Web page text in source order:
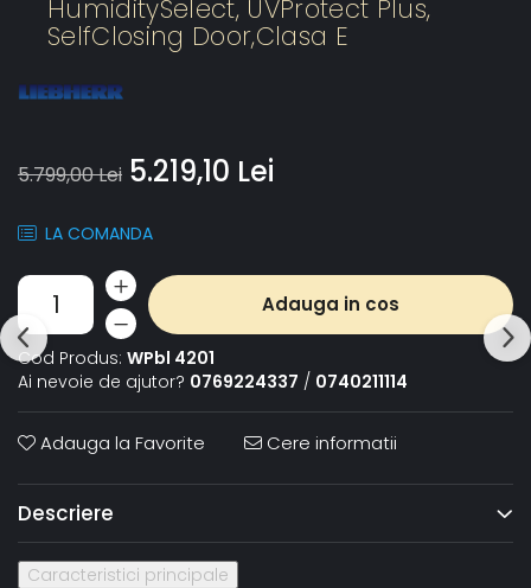
HumiditySelect, UVProtect Plus,
SelfClosing Door,Clasa E
5.799,00 Lei 5.219,10 Lei
LA COMANDA
Adauga in cos
Cod Produs: WPbl 4201
Ai nevoie de ajutor? 0769224337 / 0740211114
Adauga la Favorite Cere informatii
Descriere
Caracteristici principale